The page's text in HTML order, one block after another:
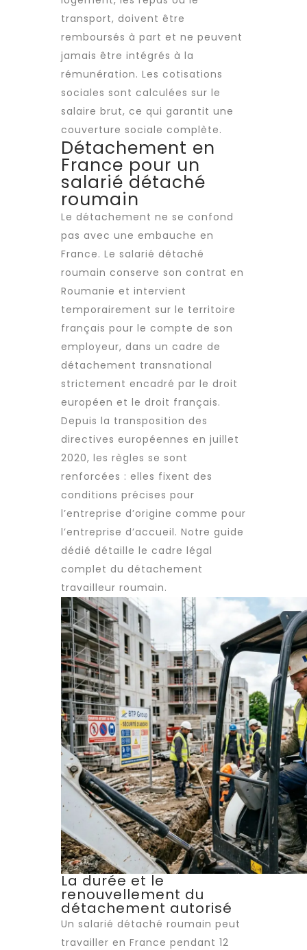
transport, doivent être
remboursés à part et ne peuvent
jamais être intégrés à la
rémunération. Les cotisations
sociales sont calculées sur le
salaire brut, ce qui garantit une
couverture sociale complète.
Détachement en
France pour un
salarié détaché
roumain
Le détachement ne se confond
pas avec une embauche en
France. Le salarié détaché
roumain conserve son contrat en
Roumanie et intervient
temporairement sur le territoire
français pour le compte de son
employeur, dans un cadre de
détachement transnational
strictement encadré par le droit
européen et le droit français.
Depuis la transposition des
directives européennes en juillet
2020, les règles se sont
renforcées : elles fixent des
conditions précises pour
l’entreprise d’origine comme pour
l’entreprise d’accueil. Notre guide
dédié détaille le cadre légal
complet du détachement
travailleur roumain.
La durée et le
renouvellement du
détachement autorisé
Un salarié détaché roumain peut
travailler en France pendant 12